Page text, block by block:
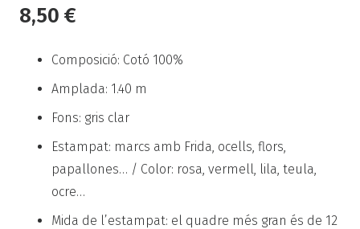
8,50 €
Composició: Cotó 100%
Amplada: 1.40 m
Fons: gris clar
Estampat: marcs amb Frida, ocells, flors,
papallones… / Color: rosa, vermell, lila, teula,
ocre…
Mida de l’estampat: el quadre més gran és de 12